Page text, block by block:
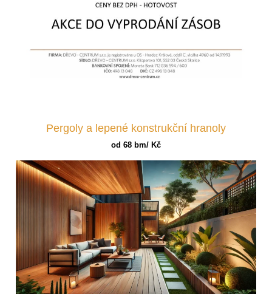
Pergoly a lepené konstrukční hranoly
od 68 bm/ Kč